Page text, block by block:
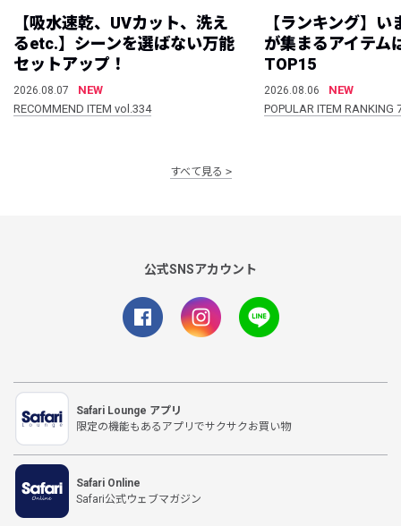
【吸水速乾、UVカット、洗え
るetc.】シーンを選ばない万能
セットアップ！
2026.08.07
NEW
RECOMMEND ITEM vol.334
【ランキング】
が集まるアイテム
TOP15
2026.08.06
NEW
POPULAR ITEM
すべて見る
公式SNSアカウント
Safari Lounge アプリ
限定の機能もあるアプリでサクサクお買い物
Safari Online
Safari公式ウェブマガジン